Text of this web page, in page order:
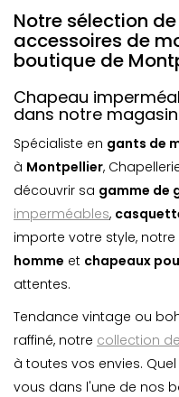
Notre sélection
accessoires de
boutique de
Chapeau
dans notre
Spécialiste en gants de
à Montpellier,
découvrir sa gamme de
imperméables,
importe votre style, notre
homme et chapeaux
attentes.
Tendance vintage ou
raffiné, notre collection
à toutes vos envies.
vous dans l'une de nos